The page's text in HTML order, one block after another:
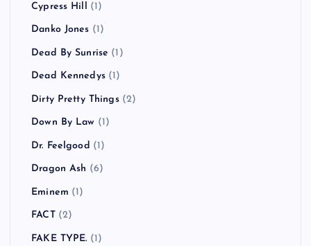
Cypress Hill (1)
Danko Jones (1)
Dead By Sunrise (1)
Dead Kennedys(1)
Dirty Pretty Things(2)
Down By Law (1)
Dr. Feelgood (1)
Dragon Ash (6)
Eminem (1)
FACT(2)
FAKE TYPE. (1)